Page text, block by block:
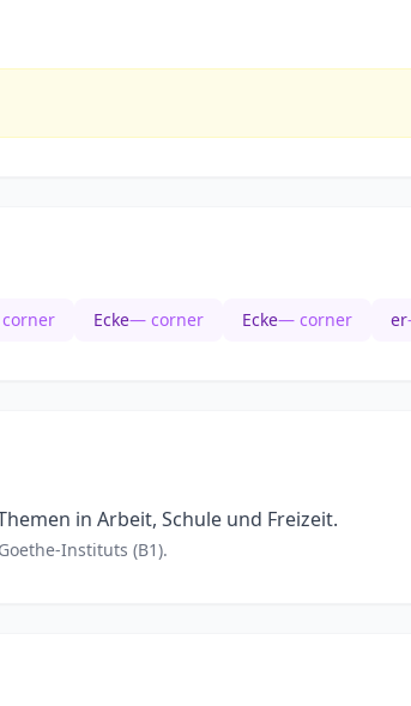
Ecke— corner Ecke— corner er
in Arbeit, Schule und Freizeit.
Instituts (B1).